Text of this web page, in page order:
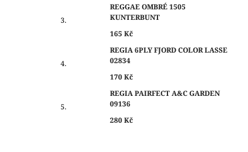
REGGAE OMBRÉ 1505
KUNTERBUNT
165 Kč
REGIA 6PLY FJORD COLOR LASSE
02834
170 Kč
REGIA PAIRFECT A&C GARDEN
09136
280 Kč